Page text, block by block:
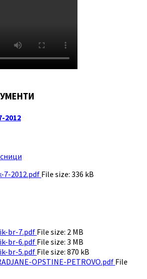
2012
7-2012.pdf File size: 336 kB
br-7.pdfFile size: 2 MB
br-6.pdfFile size: 3 MB
br-5.pdfFile size: 870 kB
OPSTINE-PETROVO.pdf File